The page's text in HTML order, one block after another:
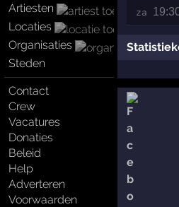
Artiesten
Locaties
Organisaties
Steden
Contact
Crew
Vacatures
Donaties
Beleid
Help
Adverteren
Voorwaarden
za